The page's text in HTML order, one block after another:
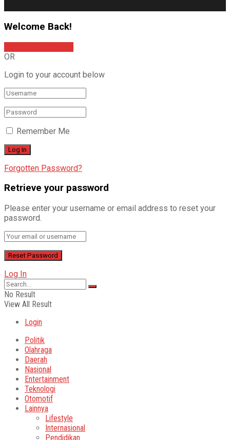
Welcome Back!
OR
Login to your account below
Remember Me
Forgotten Password?
Retrieve your password
Please enter your username or email address to reset your
password.
Log In
No Result
View All Result
Login
Politik
Olahraga
Daerah
Nasional
Entertainment
Teknologi
Otomotif
Lainnya
Lifestyle
Internasional
Pendidikan